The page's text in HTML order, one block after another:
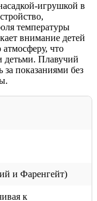
игрушкой в
температуры
внимание детей
что
детьми. Плавучий
за показаниями без
и Фаренгейт)
к